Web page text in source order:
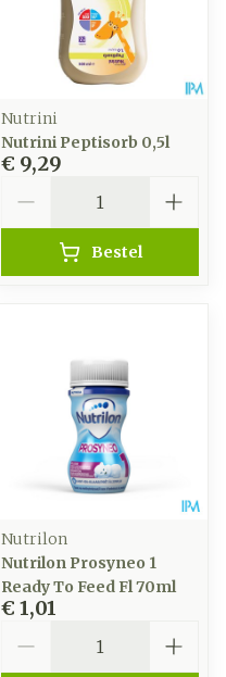
Nutrini
Nutrini Peptisorb 0,5l
€ 9,29
Bestel
Nutrilon
Nutrilon Prosyneo 1
Ready To Feed Fl 70ml
€ 1,01